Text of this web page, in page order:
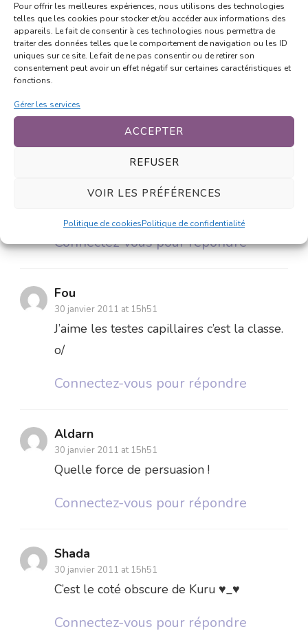
Pour offrir les meilleures expériences, nous utilisons des technologies
telles que les cookies pour stocker et/ou accéder aux informations des
appareils. Le fait de consentir à ces technologies nous permettra de
traiter des données telles que le comportement de navigation ou les ID
uniques sur ce site. Le fait de ne pas consentir ou de retirer son
consentement peut avoir un effet négatif sur certaines caractéristiques et
fonctions.
Gérer les services
ACCEPTER
REFUSER
VOIR LES PRÉFÉRENCES
Politique de cookiesPolitique de confidentialité
NEXT ARTICLE
Quelle est votre boisson chaude
préférée ?
30 janvier 2011 at 15h51
Connectez-vous pour répondre
Fou
30 janvier 2011 at 15h51
J’aime les testes capillaires c’est la classe.
o/
Connectez-vous pour répondre
Aldarn
30 janvier 2011 at 15h51
Quelle force de persuasion !
Connectez-vous pour répondre
Shada
30 janvier 2011 at 15h51
C’est le coté obscure de Kuru ♥_♥
Connectez-vous pour répondre